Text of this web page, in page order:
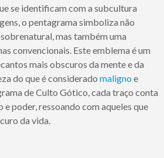
se identificam com a subcultura
o pentagrama simboliza não
mas também uma
convencionais. Este emblema é um
mais obscuros da mente e da
do que é considerado malignoe
de Culto Gótico, cada traço conta
poder, ressoando com aqueles que
da vida.